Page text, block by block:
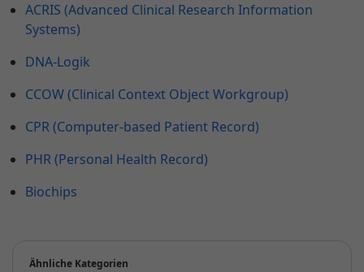
ACRIS (Advanced Clinical Research Information
Systems)
DNA-Logik
CCOW (Clinical Context Object Workgroup)
CPR (Computer-based Patient Record)
PHR (Personal Health Record)
Biochips
Ähnliche Kategorien